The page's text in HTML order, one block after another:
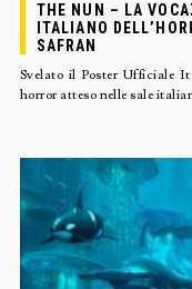
THE NUN – LA
ITALIANO
SAFRAN
Svelato il Poster
horror atteso nelle sale